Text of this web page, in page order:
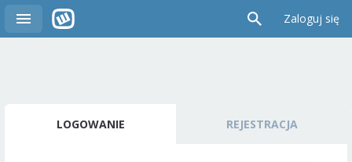
Zaloguj się
LOGOWANIE REJESTRACJA